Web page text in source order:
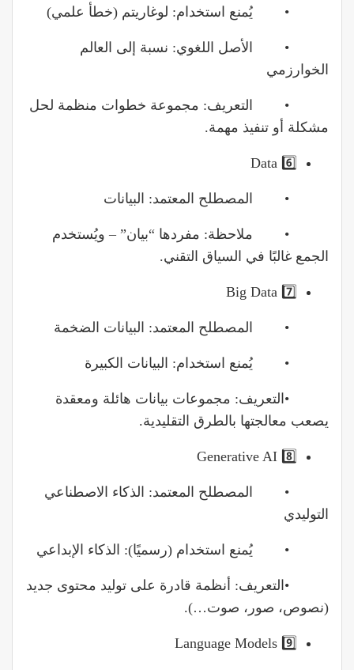
• يُمنع استخدام: لوغاريتم (خطأ علمي)
• الأصل اللغوي: نسبة إلى العالم
الخوارزمي
• التعريف: مجموعة خطوات منظمة لحل
مشكلة أو تنفيذ مهمة.
6️⃣ Data
• المصطلح المعتمد: البيانات
• ملاحظة: مفردها “بيان” – ويُستخدم
الجمع غالبًا في السياق التقني.
7️⃣ Big Data
• المصطلح المعتمد: البيانات الضخمة
• يُمنع استخدام: البيانات الكبيرة
•التعريف: مجموعات بيانات هائلة ومعقدة
يصعب معالجتها بالطرق التقليدية.
8️⃣ Generative AI
• المصطلح المعتمد: الذكاء الاصطناعي
التوليدي
• يُمنع استخدام (رسميًا): الذكاء الإبداعي
•التعريف: أنظمة قادرة على توليد محتوى جديد
(نصوص، صور، صوت…).
9️⃣ Language Models